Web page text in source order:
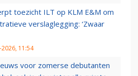
toezicht ILT op KLM E&M om
verslaglegging: ‘Zwaar
11:54
voor zomerse debutanten